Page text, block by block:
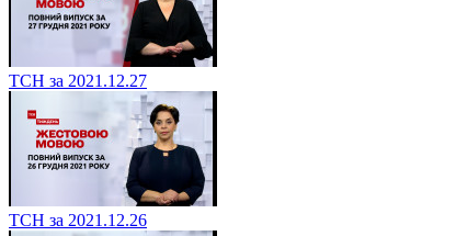
ТСН за 2021.12.27
ТСН за 2021.12.26